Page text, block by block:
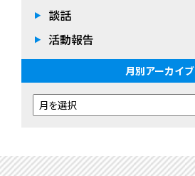
談話
活動報告
月別アーカイブ